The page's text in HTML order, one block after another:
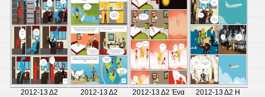
2012-13 Δ2
2012-13 Δ2
2012-13 Δ2 Ένα
2012-13 Δ2 Η